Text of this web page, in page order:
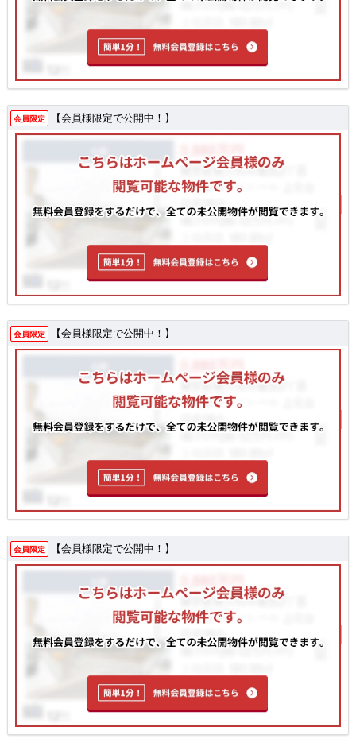
会員限定 【会員様限定で公開中！】
会員限定 【会員様限定で公開中！】
会員限定 【会員様限定で公開中！】